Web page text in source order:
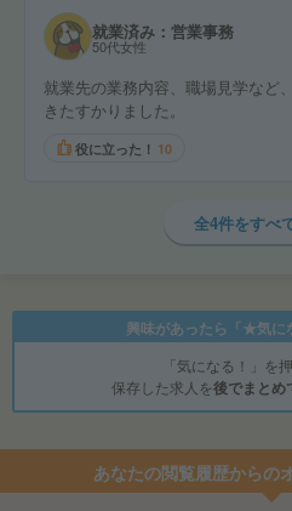
就業済み：営業事務
50代女性
就業先の業務内容、職場見学など
きたすかりました。
役に立った！ 10
全4件をすべ
興味があったら「★気に
「気になる！」を
保存した求人を後でまとめ
あなたの閲覧履歴からの